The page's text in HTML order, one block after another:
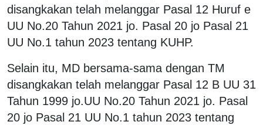
disangkakan telah melanggar Pasal 12 Huruf e
UU No.20 Tahun 2021 jo. Pasal 20 jo Pasal 21
UU No.1 tahun 2023 tentang KUHP.
Selain itu, MD bersama-sama dengan TM
disangkakan telah melanggar Pasal 12 B UU 31
Tahun 1999 jo.UU No.20 Tahun 2021 jo. Pasal
20 jo Pasal 21 UU No.1 tahun 2023 tentang